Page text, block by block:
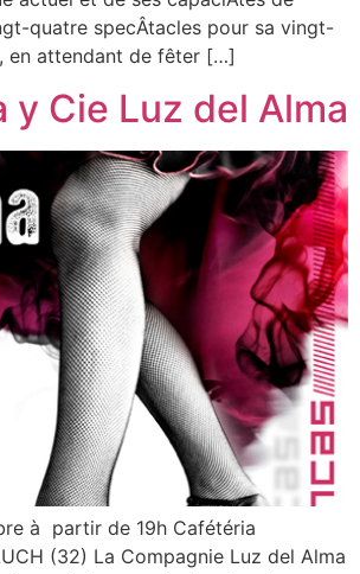
quatre specÂ­tacles pour sa vingt-
en attendant de fêter […]
y Cie Luz del Alma
à partir de 19h Cafétéria
(32) La Compagnie Luz del Alma